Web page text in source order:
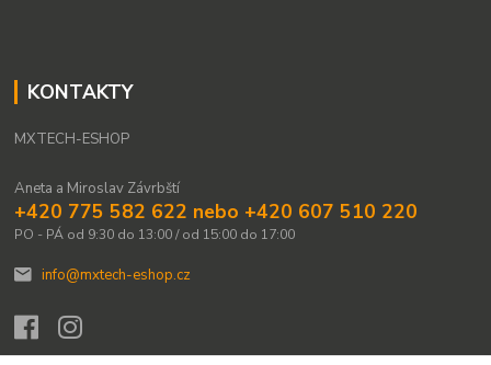
KONTAKTY
MXTECH-ESHOP
Aneta a Miroslav Závrbští
+420 775 582 622 nebo +420 607 510 220
PO - PÁ od 9:30 do 13:00 / od 15:00 do 17:00
info@mxtech-eshop.cz